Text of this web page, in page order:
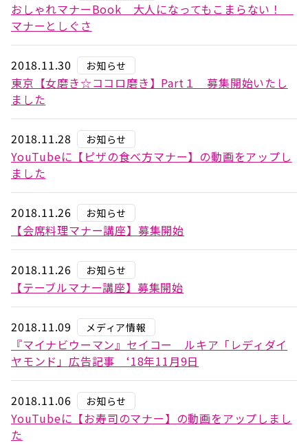
おしゃれマナーBook 大人になってもこまらない！
マナーとしぐさ
2018.11.30 お知らせ
東京【女磨き☆ココロ磨き】Part１ 募集開始いたし
ました
2018.11.28 お知らせ
YouTubeに【ピザの食べ方マナー】の動画をアップし
ました
2018.11.26 お知らせ
【会席料理マナー講座】募集開始
2018.11.26 お知らせ
【テーブルマナー講座】募集開始
2018.11.09 メディア情報
『マイナビウーマン』セイコー ルキア「レディダイ
ヤモンド」広告記事 ‘18年11月9日
2018.11.06 お知らせ
YouTubeに【お寿司のマナー】の動画をアップしまし
た